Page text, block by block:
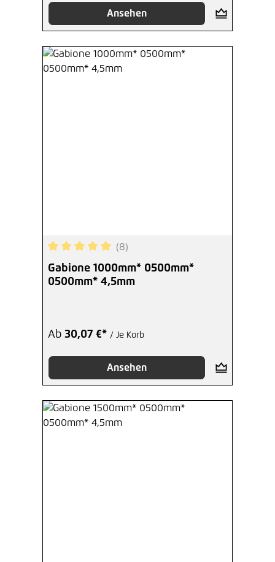
Ansehen
Durchschnittliche Bewertung von 5 von 5
(8)
Gabione 1000mm* 0500mm*
0500mm* 4,5mm
Ab 30,07 €* / Je Korb
Ansehen